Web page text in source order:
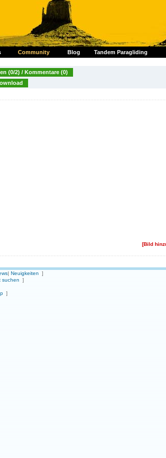
Community Blog Tandem Paragliding
(0/2) / Kommentare (0)
[Bild
| Neuigkeiten ]
suchen ]
]